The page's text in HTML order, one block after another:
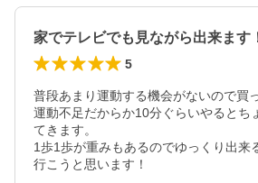
家でテレビでも見ながら出来ます
5
普段あまり運動する機会がないので買
運動不足だからか10分ぐらいやるとち
てきます。
1歩1歩が重みもあるのでゆっくり出来
行こうと思います！